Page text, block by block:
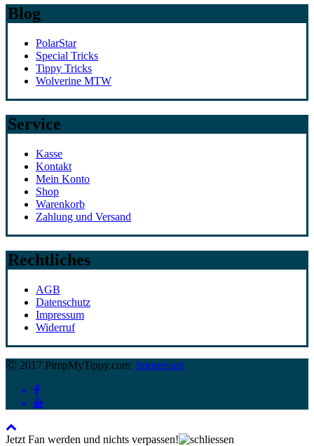
Blog
PolarStar
Special Tricks
Tippy Tricks
Wolverine MTW
Service
Kasse
Kontakt
Mein Konto
Shop
Warenkorb
Zahlung und Versand
Rechtliches
AGB
Datenschutz
Impressum
Widerruf
Ⓒ 2017 PimpMyTippy.com Impressum
Jetzt Fan werden und nichts verpassen!